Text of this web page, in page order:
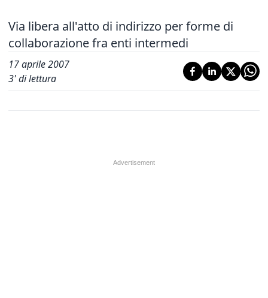
Via libera all'atto di indirizzo per forme di
collaborazione fra enti intermedi
17 aprile 2007
3' di lettura